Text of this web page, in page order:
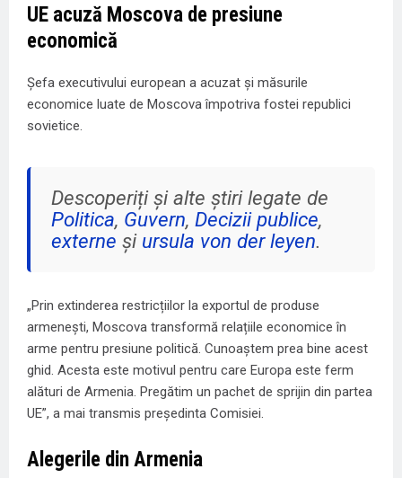
UE acuză Moscova de presiune
economică
Șefa executivului european a acuzat și măsurile
economice luate de Moscova împotriva fostei republici
sovietice.
Descoperiți și alte știri legate de
Politica, Guvern, Decizii publice,
externe și ursula von der leyen.
„Prin extinderea restricțiilor la exportul de produse
armenești, Moscova transformă relațiile economice în
arme pentru presiune politică. Cunoaștem prea bine acest
ghid. Acesta este motivul pentru care Europa este ferm
alături de Armenia. Pregătim un pachet de sprijin din partea
UE”, a mai transmis președinta Comisiei.
Alegerile din Armenia